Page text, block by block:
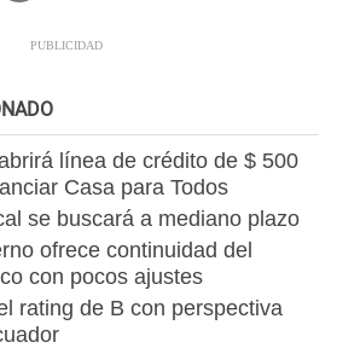
línea de crédito de $ 500
Casa para Todos
se buscará a mediano plazo
ofrece continuidad del
con pocos ajustes
rating de B con perspectiva